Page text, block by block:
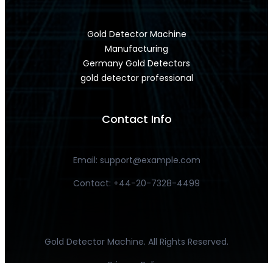
Gold Detector Machine
Manufacturing
Germany Gold Detectors
gold detector professional
Contact Info
Email: support@example.com
Contact: +44-20-7328-4499
Gold Detector Machine. All Rights Reserved.